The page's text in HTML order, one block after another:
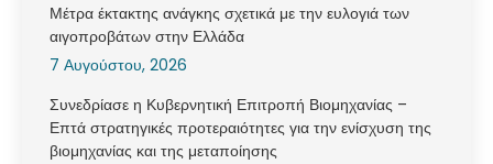
Μέτρα έκτακτης ανάγκης σχετικά με την ευλογιά των
αιγοπροβάτων στην Ελλάδα
7 Αυγούστου, 2026
Συνεδρίασε η Κυβερνητική Επιτροπή Βιομηχανίας –
Επτά στρατηγικές προτεραιότητες για την ενίσχυση της
βιομηχανίας και της μεταποίησης